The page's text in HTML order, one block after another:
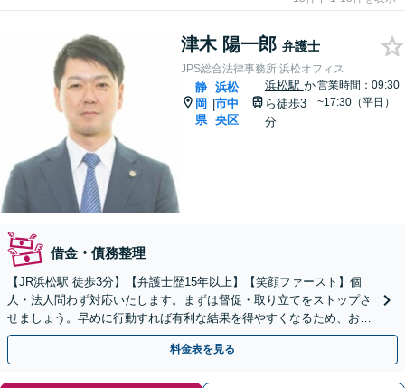
津木 陽一郎 弁護士
JPS総合法律事務所 浜松オフィス
静
岡
県
|
浜松
市中
央区
浜松駅 か
ら徒歩3
分
営業時間：09:30
~17:30（平日）
借金・債務整理
【JR浜松駅 徒歩3分】【弁護士歴15年以上】【笑顔ファースト】個
人・法人問わず対応いたします。まずは督促・取り立てをストップさ
せましょう。早めに行動すれば有利な結果を得やすくなるため、お悩
みの際はすぐに弁護士にご相談ください。
料金表を見る